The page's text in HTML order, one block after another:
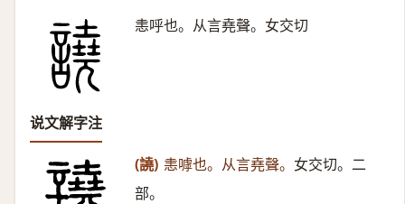
恚呼也。从言堯聲。女交切
说文解字注
(譊) 恚嘑也。从言堯聲。 女交切。二
部。